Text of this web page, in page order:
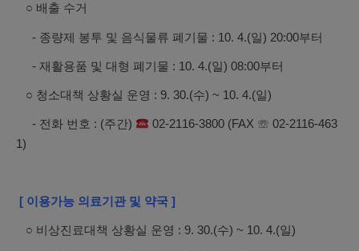
○ 배출 수거
- 종량제 봉투 및 음식물류 폐기물 : 10. 4.(일) 20:00부터
- 재활용품 및 대형 폐기물 : 10. 4.(일) 08:00부터
○ 청소대책 상황실 운영 : 9. 30.(수) ~ 10. 4.(일)
- 전화 번호 : (주간)
02-2116-3800 (FAX ☏ 02-2116-463
1)
[ 이용가능 의료기관 및 약국 ]
○ 비상진료대책 상황실 운영 : 9. 30.(수) ~ 10. 4.(일)